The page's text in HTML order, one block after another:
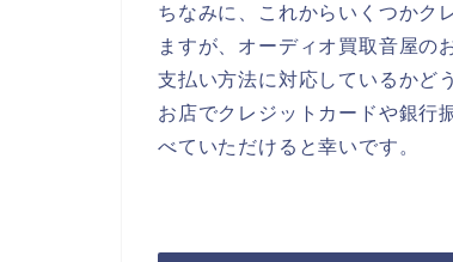
ちなみに、これからいくつかク
ますが、オーディオ買取音屋の
支払い方法に対応しているかど
お店でクレジットカードや銀行
べていただけると幸いです。